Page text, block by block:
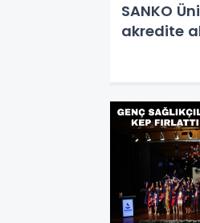
SANKO
akredite